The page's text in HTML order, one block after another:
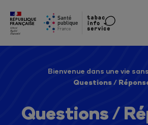
Bienvenue dans une vie
Questions /
Questions /